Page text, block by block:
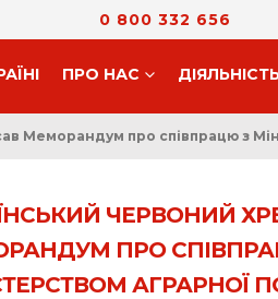
0 800 332 656
ПРО НАС
Меморандум про співпрацю з
ЧЕРВОНИЙ
ПРО
АГРАРНОЇ